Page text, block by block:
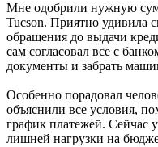
Мне одобрили нужную
Tucson. Приятно удивила
обращения до выдачи
сам согласовал все с
документы и забрать
Особенно порадовал
объяснили все условия,
график платежей. Сейчас
лишней нагрузки на